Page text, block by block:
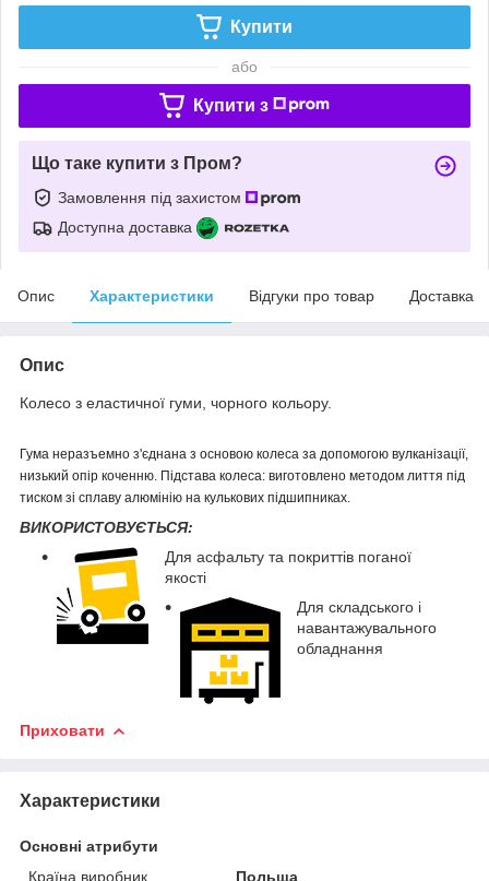
Купити
або
Купити з
Що таке купити з Пром?
Замовлення під захистом
Доступна доставка
Опис Характеристики Відгуки про товар Доставка
Опис
Колесо з еластичної гуми, чорного кольору.
Гума неразъемно з'єднана з основою колеса за допомогою вулканізації,
низький опір коченню. Підстава колеса: виготовлено методом лиття під
тиском зі сплаву алюмінію на кулькових підшипниках.
ВИКОРИСТОВУЄТЬСЯ:
Для асфальту та покриттів поганої
якості
Для складського і
навантажувального
обладнання
Приховати
Характеристики
Основні атрибути
Країна виробник
Польща